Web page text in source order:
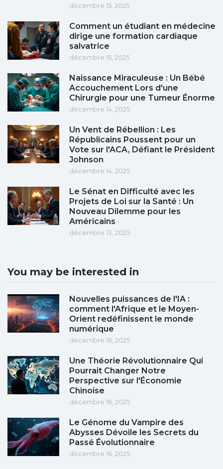
décembre 15, 2025
Comment un étudiant en médecine
dirige une formation cardiaque
salvatrice
décembre 15, 2025
Naissance Miraculeuse : Un Bébé
Accouchement Lors d'une
Chirurgie pour une Tumeur Énorme
décembre 14, 2025
Un Vent de Rébellion : Les
Républicains Poussent pour un
Vote sur l'ACA, Défiant le Président
Johnson
décembre 14, 2025
Le Sénat en Difficulté avec les
Projets de Loi sur la Santé : Un
Nouveau Dilemme pour les
Américains
décembre 13, 2025
You may be interested in
Nouvelles puissances de l'IA :
comment l'Afrique et le Moyen-
Orient redéfinissent le monde
numérique
décembre 16, 2025
Une Théorie Révolutionnaire Qui
Pourrait Changer Notre
Perspective sur l'Économie
Chinoise
décembre 16, 2025
Le Génome du Vampire des
Abysses Dévoile les Secrets du
Passé Évolutionnaire
décembre 16, 2025